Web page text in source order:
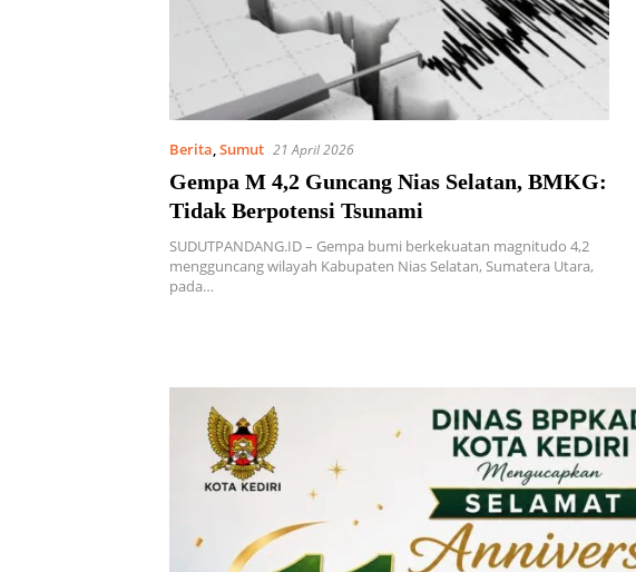
Berita,Sumut 21 April 2026
Gempa M 4,2 Guncang Nias Selatan, BMKG:
Tidak Berpotensi Tsunami
SUDUTPANDANG.ID – Gempa bumi berkekuatan magnitudo 4,2
mengguncang wilayah Kabupaten Nias Selatan, Sumatera Utara,
pada…